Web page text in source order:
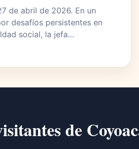
de abril de 2026. En un
desafíos persistentes en
social, la jefa…
de